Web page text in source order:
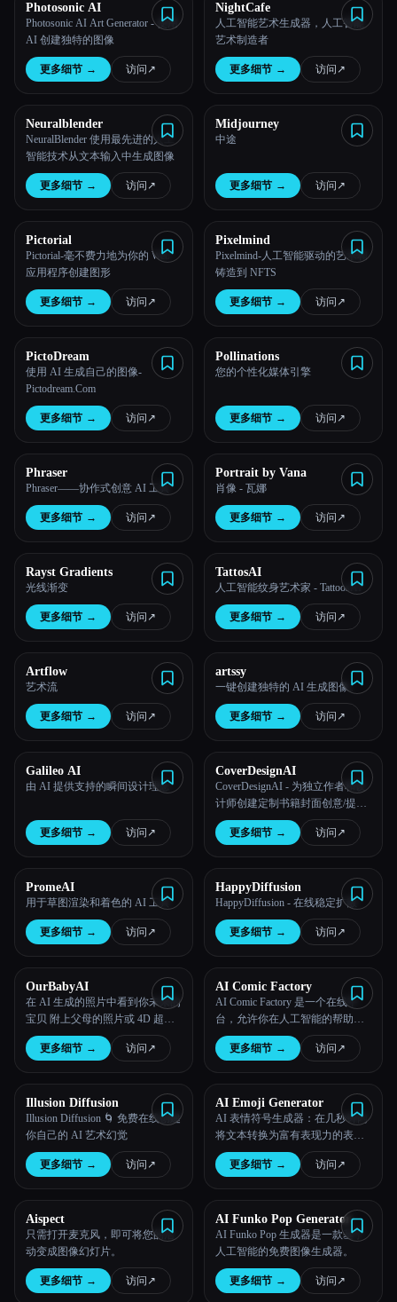
Photosonic AI
Photosonic AI Art Generator - 使用
AI 创建独特的图像
更多细节 → 访问 ↗︎
NightCafe
人工智能艺术生成器，人工智能
艺术制造者
更多细节 → 访问 ↗︎
Neuralblender
NeuralBlender 使用最先进的人工
智能技术从文本输入中生成图像
更多细节 → 访问 ↗︎
Midjourney
中途
更多细节 → 访问 ↗︎
Pictorial
Pictorial-毫不费力地为你的 Web
应用程序创建图形
更多细节 → 访问 ↗︎
Pixelmind
Pixelmind-人工智能驱动的艺术和
铸造到 NFTS
更多细节 → 访问 ↗︎
PictoDream
使用 AI 生成自己的图像-
Pictodream.Com
更多细节 → 访问 ↗︎
Pollinations
您的个性化媒体引擎
更多细节 → 访问 ↗︎
Phraser
Phraser——协作式创意 AI 工具
更多细节 → 访问 ↗︎
Portrait by Vana
肖像 - 瓦娜
更多细节 → 访问 ↗︎
Rayst Gradients
光线渐变
更多细节 → 访问 ↗︎
TattosAI
人工智能纹身艺术家 - TattoosAI
更多细节 → 访问 ↗︎
Artflow
艺术流
更多细节 → 访问 ↗︎
artssy
一键创建独特的 AI 生成图像。
更多细节 → 访问 ↗︎
Galileo AI
由 AI 提供支持的瞬间设计理念
更多细节 → 访问 ↗︎
CoverDesignAI
CoverDesignAI - 为独立作者和设
计师创建定制书籍封面创意/提示/
图像/模型的工具
更多细节 → 访问 ↗︎
PromeAI
用于草图渲染和着色的 AI 工具
更多细节 → 访问 ↗︎
HappyDiffusion
HappyDiffusion - 在线稳定扩散
更多细节 → 访问 ↗︎
OurBabyAI
在 AI 生成的照片中看到你未来的
宝贝 附上父母的照片或 4D 超声
波扫描
更多细节 → 访问 ↗︎
AI Comic Factory
AI Comic Factory 是一个在线平
台，允许你在人工智能的帮助下
生成自己的漫画。
更多细节 → 访问 ↗︎
Illusion Diffusion
Illusion Diffusion 🌀 免费在线创建
你自己的 AI 艺术幻觉
更多细节 → 访问 ↗︎
AI Emoji Generator
AI 表情符号生成器：在几秒钟内
将文本转换为富有表现力的表情
符号。
更多细节 → 访问 ↗︎
Aispect
只需打开麦克风，即可将您的活
动变成图像幻灯片。
更多细节 → 访问 ↗︎
AI Funko Pop Generator
AI Funko Pop 生成器是一款基于
人工智能的免费图像生成器。
更多细节 → 访问 ↗︎